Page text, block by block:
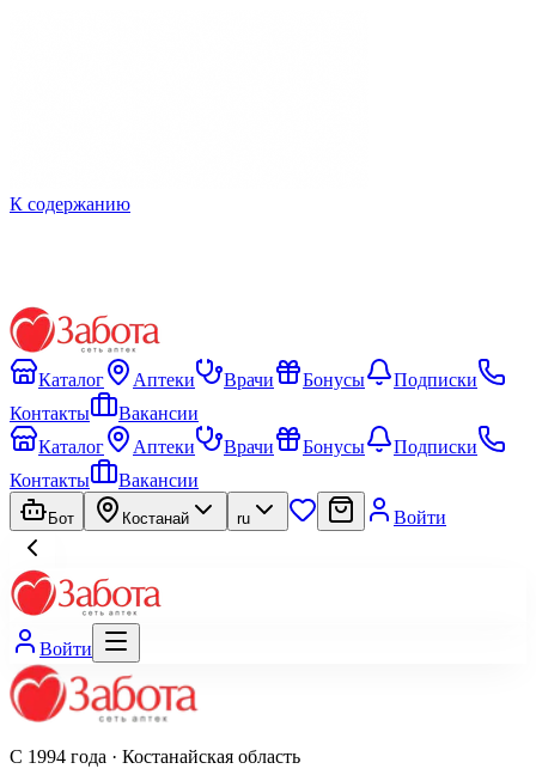
К содержанию
Каталог Аптеки Врачи Бонусы
Подписки
Контакты
Вакансии
Каталог
Аптеки Врачи Бонусы
Подписки
Контакты
Вакансии
Бот Костанай ru Войти
Войти
С 1994 года · Костанайская область